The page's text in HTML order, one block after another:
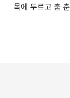
목에 두르고 춤